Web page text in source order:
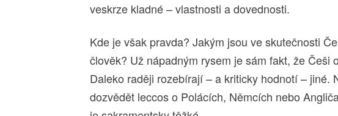
veskrze kladné – vlastnosti a dovednosti.
Kde je však pravda? Jakým jsou ve skutečnosti
člověk? Už nápadným rysem je sám fakt, že Češi
Daleko raději rozebírají – a kriticky hodnotí – jiné.
dozvědět leccos o Polácích, Němcích nebo